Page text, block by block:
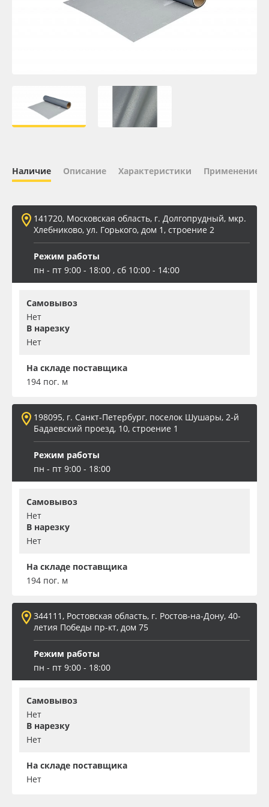
ПЭТ листовой
Вспененный ПВХ
Баннер
Заготовки для сувениров
Наличие Описание Характеристики Применение
141720, Московская область, г. Долгопрудный, мкр.
Хлебниково, ул. Горького, дом 1, строение 2
Режим работы
пн - пт 9:00 - 18:00 , сб 10:00 - 14:00
Самовывоз
Нет
В нарезку
Нет
На складе поставщика
194 пог. м
198095, г. Санкт-Петербург, поселок Шушары, 2-й
Бадаевский проезд, 10, строение 1
Режим работы
пн - пт 9:00 - 18:00
Самовывоз
Нет
В нарезку
Нет
На складе поставщика
194 пог. м
344111, Ростовская область, г. Ростов-на-Дону, 40-
летия Победы пр-кт, дом 75
Режим работы
пн - пт 9:00 - 18:00
Самовывоз
Нет
В нарезку
Нет
На складе поставщика
Нет